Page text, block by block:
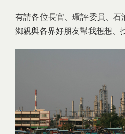
有請各位長官、環評委員、石
鄉親與各界好朋友幫我想想、